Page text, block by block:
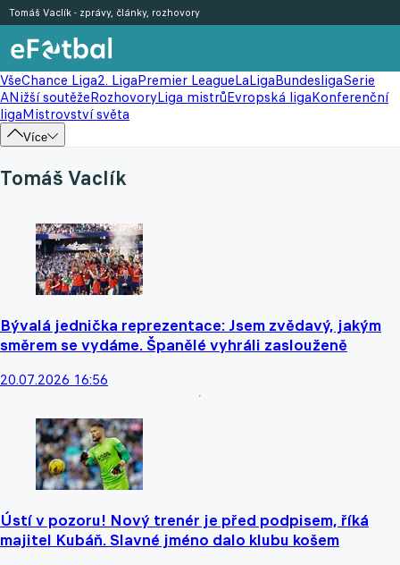
VšeChance Liga2. LigaPremier LeagueLaLigaBundesligaSerie
ANižší soutěžeRozhovoryLiga mistrůEvropská ligaKonferenční
ligaMistrovství světa
Více
Tomáš Vaclík - zprávy, články, rozhovory
Tomáš Vaclík
Bývalá jednička reprezentace: Jsem zvědavý, jakým
směrem se vydáme. Španělé vyhráli zaslouženě
20.07.2026 16:56
Ústí v pozoru! Nový trenér je před podpisem, říká
majitel Kubáň. Slavné jméno dalo klubu košem